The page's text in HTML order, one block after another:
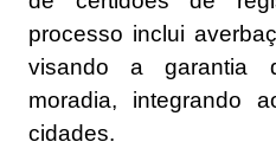
processo inclui
visando a garantia
moradia, integrando
cidades.